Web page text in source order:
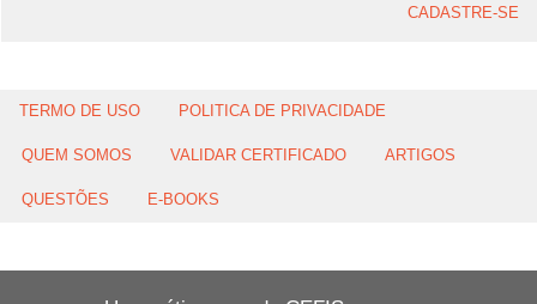
CADASTRE-SE
TERMO DE USO POLITICA DE PRIVACIDADE
QUEM SOMOS VALIDAR CERTIFICADO ARTIGOS
QUESTÕES E-BOOKS